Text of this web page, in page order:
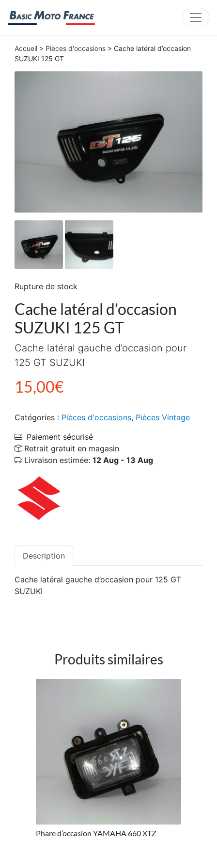
Accueil > Pièces d'occasions > Cache latéral d’occasion
SUZUKI 125 GT
Cache latéral d’occasion
SUZUKI 125 GT
15,00€
Cache latéral gauche d’occasion pour
125 GT SUZUKI
Rupture de stock
Catégories : Pièces d'occasions, Pièces Vintage
Paiement sécurisé
Retrait gratuit en magasin
Livraison estimée: 12 Aug - 13 Aug
Description
Cache latéral gauche d’occasion pour 125 GT
SUZUKI
Produits similaires
Phare d’occasion YAMAHA 660 XTZ